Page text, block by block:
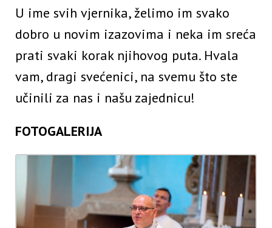
U ime svih vjernika, želimo im svako
dobro u novim izazovima i neka im sreća
prati svaki korak njihovog puta. Hvala
vam, dragi svećenici, na svemu što ste
učinili za nas i našu zajednicu!
FOTOGALERIJA